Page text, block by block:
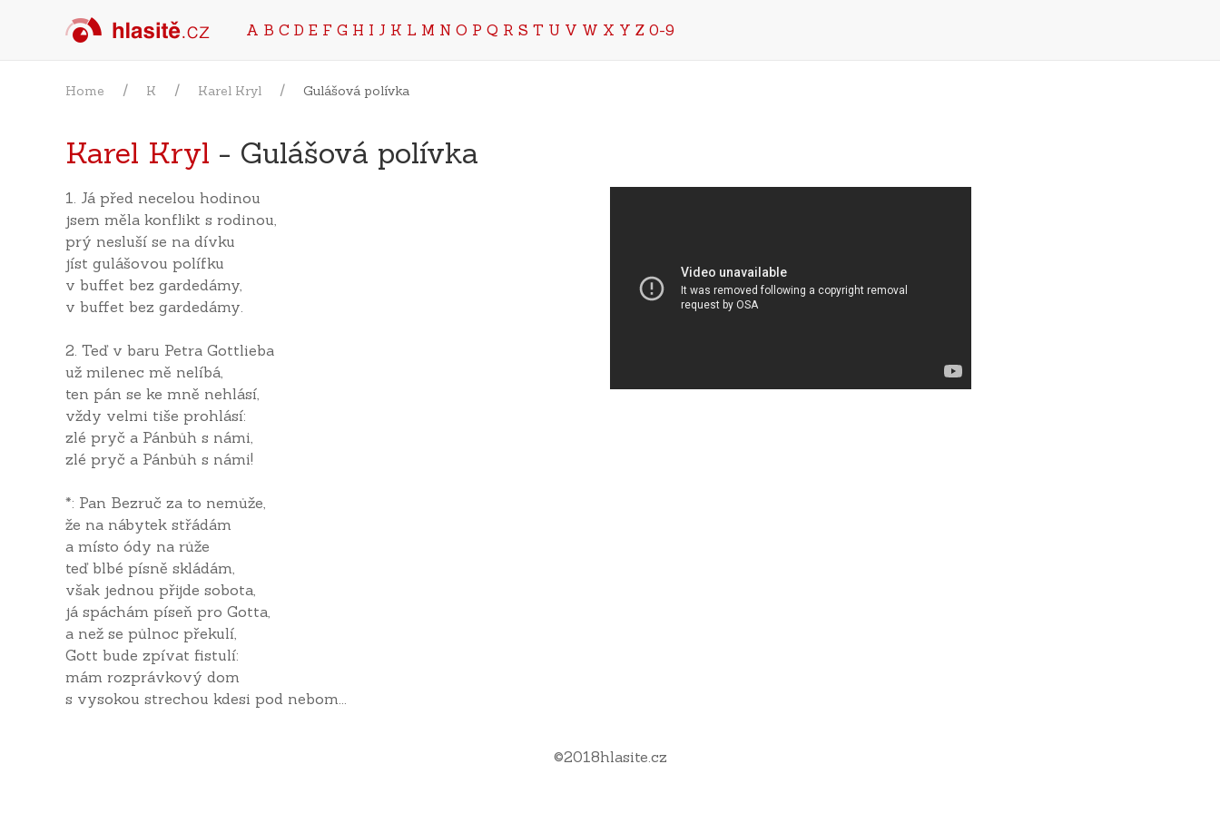
A B C D E F G H I J K L M N O P Q R S T U V W X Y Z 0-9
Home K Karel Kryl Gulášová polívka
Karel Kryl - Gulášová polívka
1. Já před necelou hodinou
jsem měla konflikt s rodinou,
prý nesluší se na dívku
jíst gulášovou polífku
v buffet bez gardedámy,
v buffet bez gardedámy.
2. Teď v baru Petra Gottlieba
už milenec mě nelíbá,
ten pán se ke mně nehlásí,
vždy velmi tiše prohlásí:
zlé pryč a Pánbůh s námi,
zlé pryč a Pánbůh s námi!
*: Pan Bezruč za to nemůže,
že na nábytek střádám
a místo ódy na růže
teď blbé písně skládám,
však jednou přijde sobota,
já spáchám píseň pro Gotta,
a než se půlnoc překulí,
Gott bude zpívat fistulí:
mám rozprávkový dom
s vysokou strechou kdesi pod nebom...
©2018hlasite.cz